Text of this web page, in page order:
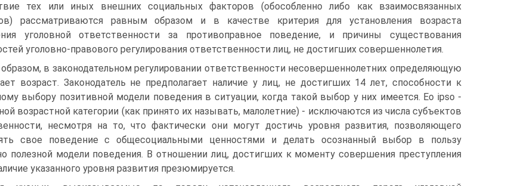
тех или иных внешних социальных факторов (обособленно либо как взаимосвязанных
рассматриваются равным образом и в качестве критерия для установления возраста
уголовной ответственности за противоправное поведение, и причины существования
уголовно-правового регулирования ответственности лиц, не достигших совершеннолетия.
в законодательном регулировании ответственности несовершеннолетних определяющую
возраст. Законодатель не предполагает наличие у лиц, не достигших 14 лет, способности к
выбору позитивной модели поведения в ситуации, когда такой выбор у них имеется. Ео ipso -
возрастной категории (как принято их называть, малолетние) - исключаются из числа субъектов
несмотря на то, что фактически они могут достичь уровня развития, позволяющего
свое поведение с общесоциальными ценностями и делать осознанный выбор в пользу
полезной модели поведения. В отношении лиц, достигших к моменту совершения преступления
указанного уровня развития презюмируется.